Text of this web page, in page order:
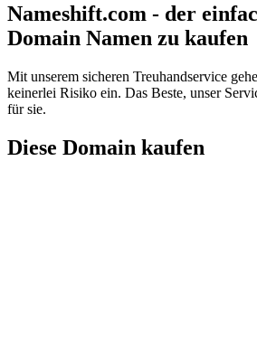
Nameshift.com - der
Domain Namen zu kaufen
Mit unserem sicheren Treuhandservice
keinerlei Risiko ein. Das Beste, unser
für sie.
Diese Domain kaufen